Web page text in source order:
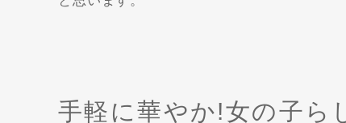
手軽に華やか!女の子ら